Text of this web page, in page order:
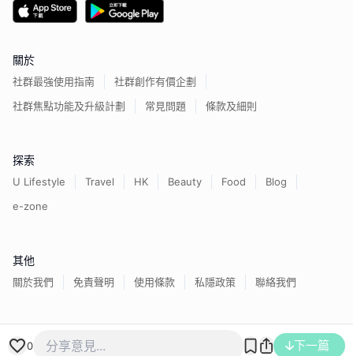
0 下一篇
關於
社群最強使用指南
社群創作有價企劃
社群焦點功能及升級計劃
常見問題 條款及細則
探索
U Lifestyle Travel HK Beauty Food
Blog
e-zone
其他
關於我們 免責聲明 使用條款 私隱政策 聯絡我們
香港經濟日報版權所有©